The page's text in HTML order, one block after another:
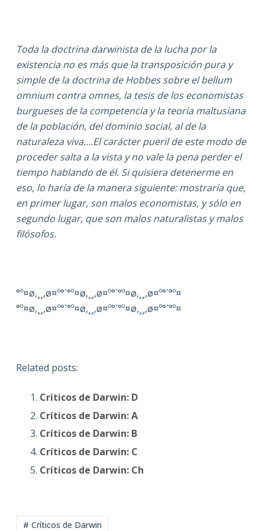
Toda la doctrina darwinista de la lucha por la
existencia no es más que la transposición pura y
simple de la doctrina de Hobbes sobre el bellum
omnium contra omnes, la tesis de los economistas
burgueses de la competencia y la teoría maltusiana
de la población, del dominio social, al de la
naturaleza viva….El carácter pueril de este modo de
proceder salta a la vista y no vale la pena perder el
tiempo hablando de él. Si quisiera detenerme en
eso, lo haría de la manera siguiente: mostraría que,
en primer lugar, son malos economistas, y sólo en
segundo lugar, que son malos naturalistas y malos
filósofos.
°º¤ø,¸¸,ø¤º°`°º¤ø,¸¸,ø¤º°`°º¤ø,¸¸,ø¤º°`°º¤
°º¤ø,¸¸,ø¤º°`°º¤ø,¸¸,ø¤º°`°º¤ø,¸¸,ø¤º°`°º¤
Related posts:
Críticos de Darwin: D
Críticos de Darwin: A
Críticos de Darwin: B
Críticos de Darwin: C
Críticos de Darwin: Ch
# Críticos de Darwin